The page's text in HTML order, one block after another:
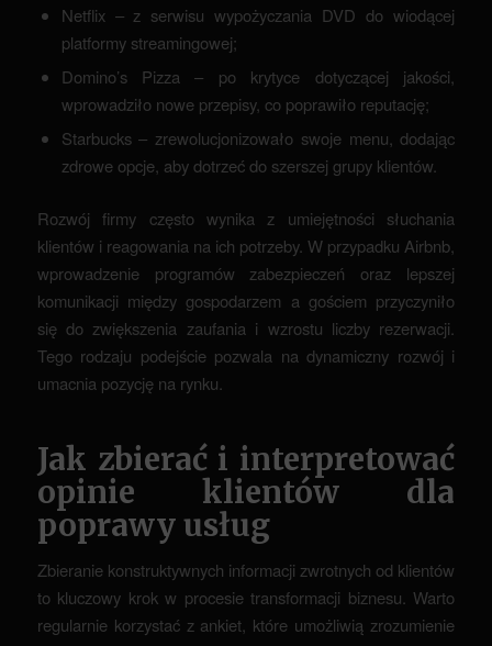
Netflix – z serwisu wypożyczania DVD do wiodącej
platformy streamingowej;
Domino’s Pizza – po krytyce dotyczącej jakości,
wprowadziło nowe przepisy, co poprawiło reputację;
Starbucks – zrewolucjonizowało swoje menu, dodając
zdrowe opcje, aby dotrzeć do szerszej grupy klientów.
Rozwój firmy często wynika z umiejętności słuchania
klientów i reagowania na ich potrzeby. W przypadku Airbnb,
wprowadzenie programów zabezpieczeń oraz lepszej
komunikacji między gospodarzem a gościem przyczyniło
się do zwiększenia zaufania i wzrostu liczby rezerwacji.
Tego rodzaju podejście pozwala na dynamiczny rozwój i
umacnia pozycję na rynku.
Jak zbierać i interpretować
opinie klientów dla
poprawy usług
Zbieranie konstruktywnych informacji zwrotnych od klientów
to kluczowy krok w procesie transformacji biznesu. Warto
regularnie korzystać z ankiet, które umożliwią zrozumienie